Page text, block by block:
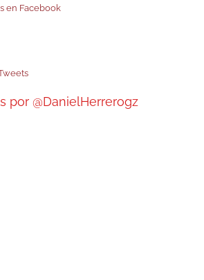
en Facebook
por @DanielHerrerogz